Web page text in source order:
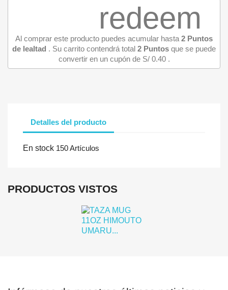
redeem
Al comprar este producto puedes acumular hasta 2 Puntos
de lealtad . Su carrito contendrá total 2 Puntos que se puede
convertir en un cupón de S/ 0.40.
Detalles del producto
En stock 150 Artículos
PRODUCTOS VISTOS
Iniciar sesión